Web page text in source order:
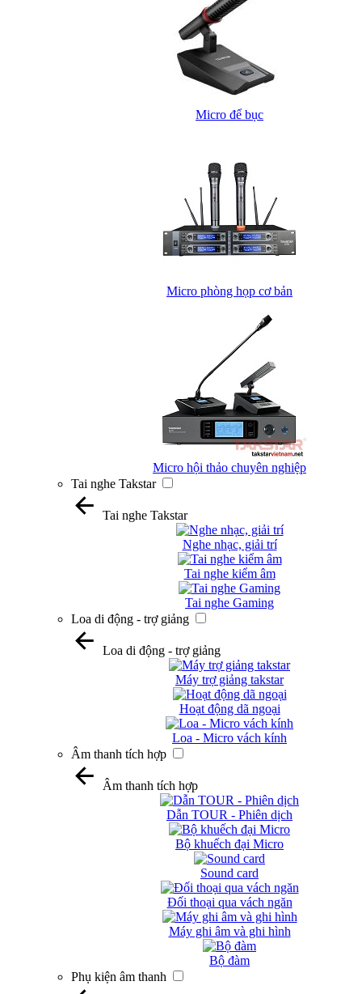
Micro để bục
Micro phòng họp cơ bản
Micro hội thảo chuyên nghiệp
Tai nghe Takstar
Tai nghe Takstar
Nghe nhạc, giải trí
Tai nghe kiểm âm
Tai nghe Gaming
Loa di động - trợ giảng
Loa di động - trợ giảng
Máy trợ giảng takstar
Hoạt động dã ngoại
Loa - Micro vách kính
Âm thanh tích hợp
Âm thanh tích hợp
Dẫn TOUR - Phiên dịch
Bộ khuếch đại Micro
Sound card
Đối thoại qua vách ngăn
Máy ghi âm và ghi hình
Bộ đàm
Phụ kiện âm thanh